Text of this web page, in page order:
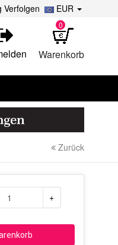
EUR
Verfolgen
Warenkorb
0
Zurück
+